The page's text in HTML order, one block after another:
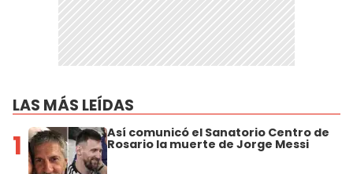
LAS MÁS LEÍDAS
1 Así comunicó el Sanatorio Centro de
Rosario la muerte de Jorge Messi